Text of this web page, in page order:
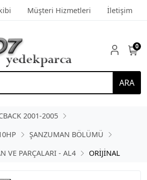
Müşteri Hizmetleri İletişim
ARA
0
2001-2005
ŞANZUMAN BÖLÜMÜ
VE PARÇALARI - AL4
ORİJİNAL